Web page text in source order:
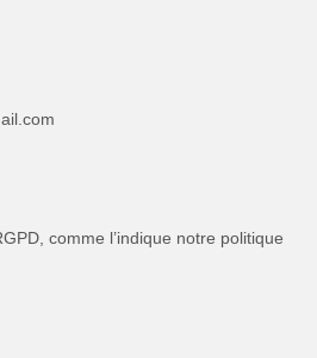
comme l’indique notre politique